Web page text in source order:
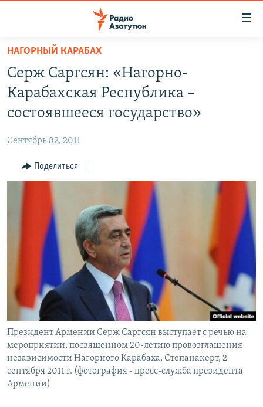
Перейти
основному
содержанию
Перейти
основной
навигации
Перейти
НОВОСТИ
ПОЛИТИКА
ЭКОНОМИКА
РЕГИОН
НАГОРНЫЙ КАРАБАХ
КУЛЬТУРА
АРХИВ
Հայերեն
English
Русский
Все сайты Радио Азатутюн
НАГОРНЫЙ КАРАБАХ
Серж Саргсян: «Нагорно-
Карабахская Республика –
состоявшееся государство»
Сентябрь 02, 2011
Поделиться
Президент Армении Серж Саргсян выступает с речью на
мероприятии, посвященном 20-летию провозглашения
независимости Нагорного Карабаха, Степанакерт, 2
сентября 2011 г. (фотография - пресс-служба президента
Армении)